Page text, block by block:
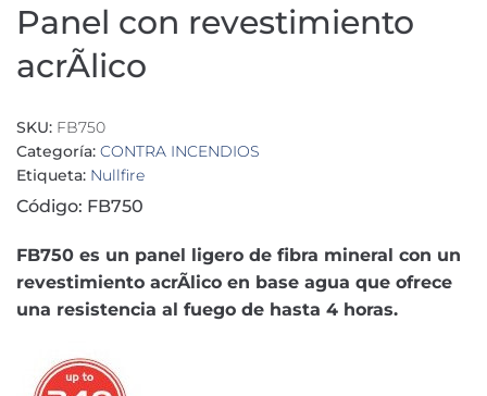
Panel con revestimiento
acrÃ­lico
SKU: FB750
Categoría: CONTRA INCENDIOS
Etiqueta: Nullfire
Código: FB750
FB750 es un panel ligero de fibra mineral con un
revestimiento acrÃ­lico en base agua que ofrece
una resistencia al fuego de hasta 4 horas.